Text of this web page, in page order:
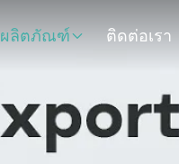
ผลิตภัณฑ์ ติดต่อเรา